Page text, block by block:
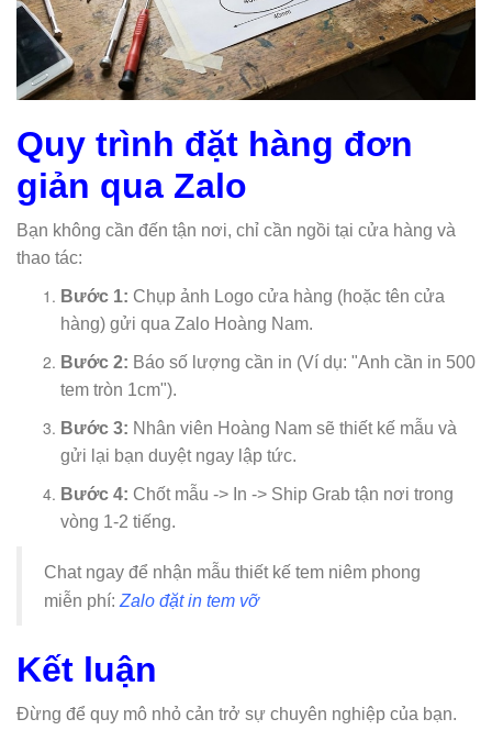
Quy trình đặt hàng đơn
giản qua Zalo
Bạn không cần đến tận nơi, chỉ cần ngồi tại cửa hàng và
thao tác:
Bước 1: Chụp ảnh Logo cửa hàng (hoặc tên cửa
hàng) gửi qua Zalo Hoàng Nam.
Bước 2: Báo số lượng cần in (Ví dụ: "Anh cần in 500
tem tròn 1cm").
Bước 3: Nhân viên Hoàng Nam sẽ thiết kế mẫu và
gửi lại bạn duyệt ngay lập tức.
Bước 4: Chốt mẫu -> In -> Ship Grab tận nơi trong
vòng 1-2 tiếng.
Chat ngay để nhận mẫu thiết kế tem niêm phong
miễn phí: Zalo đặt in tem vỡ
Kết luận
Đừng để quy mô nhỏ cản trở sự chuyên nghiệp của bạn.